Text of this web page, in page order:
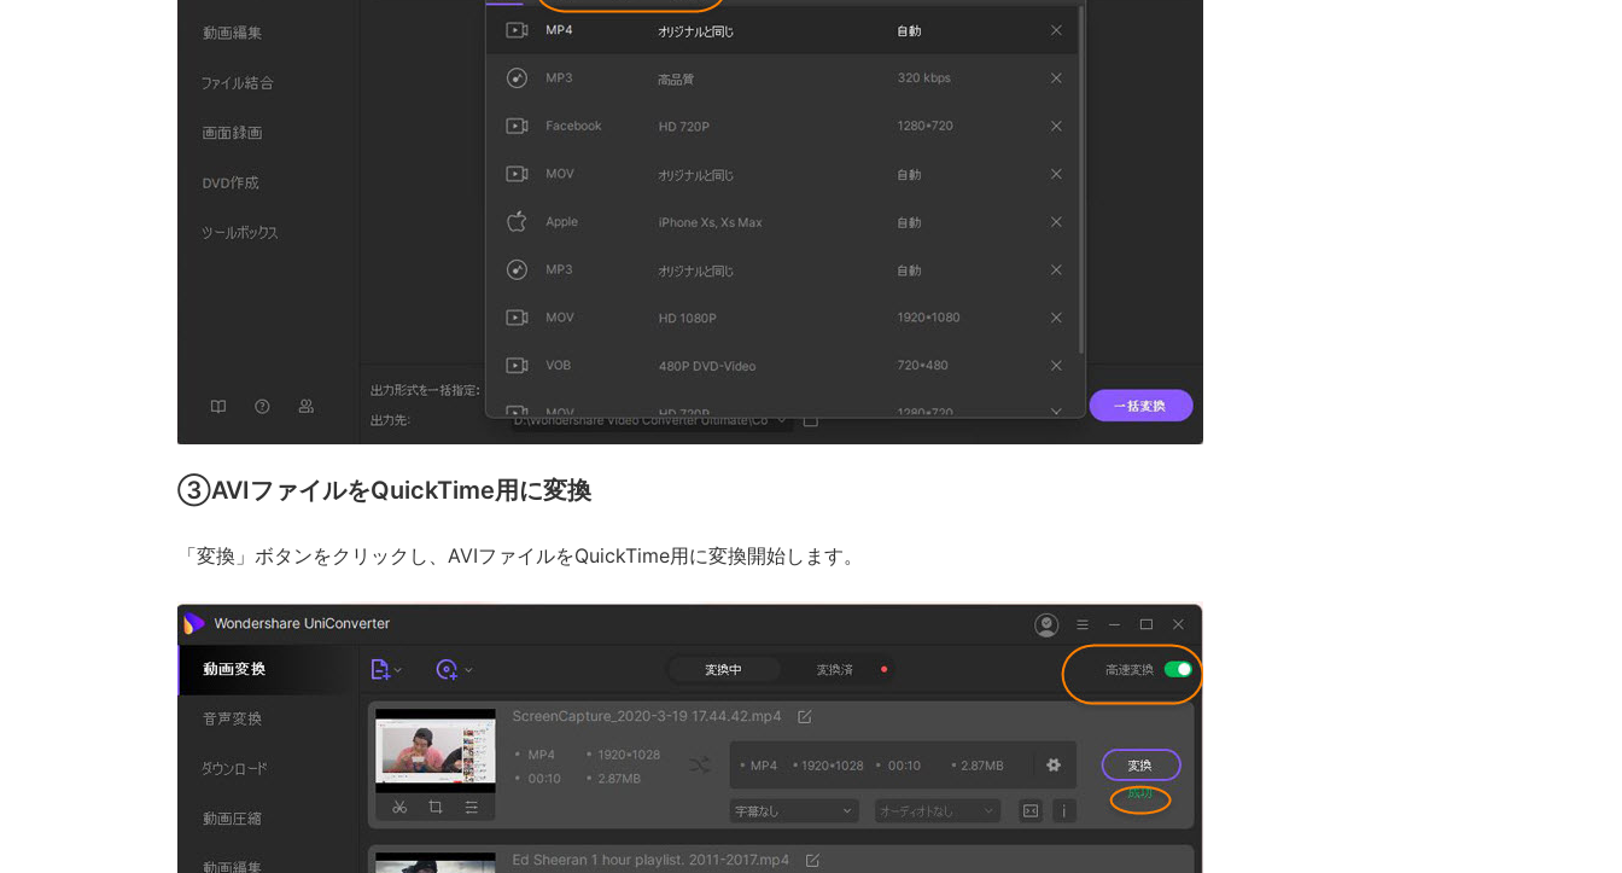
③AVIファイルをQuickTime用に変換
「変換」ボタンをクリックし、AVIファイルをQuickTime用に変換開始します。